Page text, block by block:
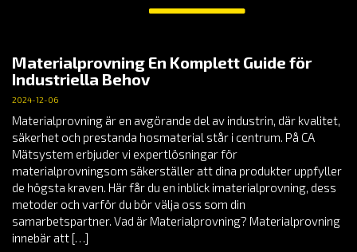
Materialprovning En Komplett Guide för
Industriella Behov
2024-12-06
Materialprovning är en avgörande del av industrin, där kvalitet,
säkerhet och prestanda hosmaterial står i centrum. På CA
Mätsystem erbjuder vi expertlösningar för
materialprovningsom säkerställer att dina produkter uppfyller
de högsta kraven. Här får du en inblick imaterialprovning, dess
metoder och varför du bör välja oss som din
samarbetspartner. Vad är Materialprovning? Materialprovning
innebär att […]